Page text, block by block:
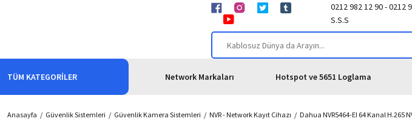
0212 982 12 90 - 0212
S.S.S
TÜM KATEGORİLER Network Markaları Hotspot ve 5651 Loglama
Anasayfa Güvenlik Sistemleri Güvenlik Kamera Sistemleri NVR - Network Kayıt Cihazı Dahua NVR5464-EI 64 Kanal H.265